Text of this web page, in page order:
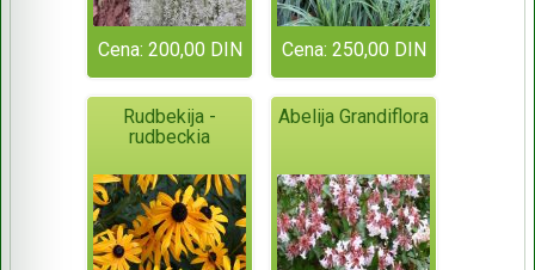
Cena: 200,00 DIN Cena: 250,00 DIN
Rudbekija -
rudbeckia
Abelija Grandiflora